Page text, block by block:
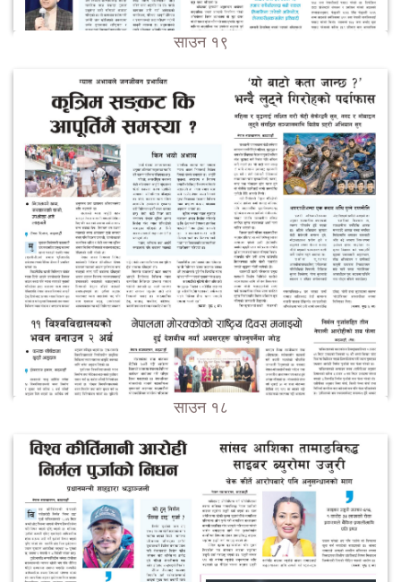
साउन १९
साउन १८